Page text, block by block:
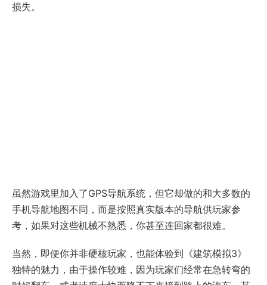
损失。
虽然游戏里加入了GPS导航系统，但它却做的和大多数的
手机导航地图不同，而是按照真实版本的导航供玩家参
考，如果对这些机械不熟悉，你甚至连回家都很难。
当然，即便你并非硬核玩家，也能体验到《建筑模拟3》
独特的魅力，由于操作较难，因为玩家们经常在急转弯的